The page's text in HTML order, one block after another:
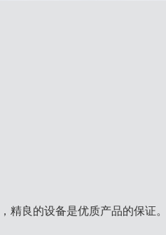
精良的设备是优质产品的保证。